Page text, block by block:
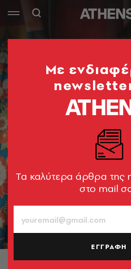
Ήταν 2-3 χρονών, η μητέρα του
Mε
Tα καλύτερα άρθρα της
στο mail
ΕΓΓΡΑΦΗ